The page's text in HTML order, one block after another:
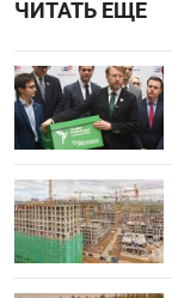
ЧИТАТЬ ЕЩЕ